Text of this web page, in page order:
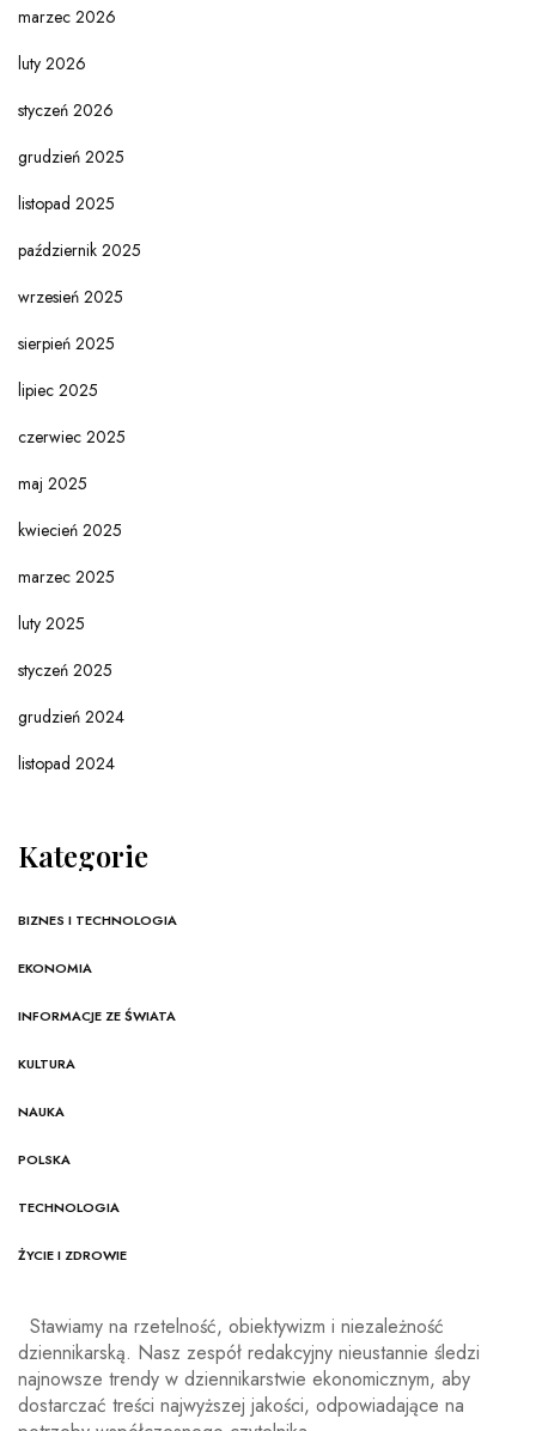
marzec 2026
luty 2026
styczeń 2026
grudzień 2025
listopad 2025
październik 2025
wrzesień 2025
sierpień 2025
lipiec 2025
czerwiec 2025
maj 2025
kwiecień 2025
marzec 2025
luty 2025
styczeń 2025
grudzień 2024
listopad 2024
Kategorie
BIZNES I TECHNOLOGIA
EKONOMIA
INFORMACJE ZE ŚWIATA
KULTURA
NAUKA
POLSKA
TECHNOLOGIA
ŻYCIE I ZDROWIE
Stawiamy na rzetelność, obiektywizm i niezależność
dziennikarską. Nasz zespół redakcyjny nieustannie śledzi
najnowsze trendy w dziennikarstwie ekonomicznym, aby
dostarczać treści najwyższej jakości, odpowiadające na